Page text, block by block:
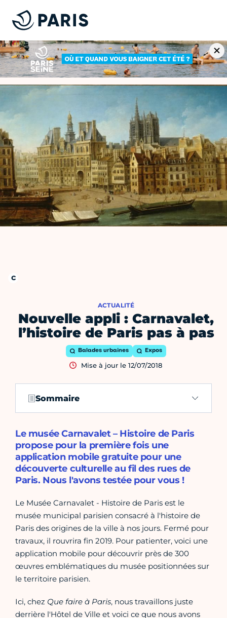
Nouvelle appli : Carnavalet,
l’histoire de Paris pas à pas
ACTUALITÉ
Balades urbaines Expos
Mise à jour le 12/07/2018
Sommaire
Le musée Carnavalet – Histoire de Paris
propose pour la première fois une
application mobile gratuite pour une
découverte culturelle au fil des rues de
Paris. Nous l'avons testée pour vous !
Le Musée Carnavalet - Histoire de Paris est le
musée municipal parisien consacré à l'histoire de
Paris des origines de la ville à nos jours. Fermé pour
travaux, il rouvrira fin 2019. Pour patienter, voici une
application mobile pour découvrir près de 300
œuvres emblématiques du musée positionnées sur
le territoire parisien.
Ici, chez Que faire à Paris, nous travaillons juste
derrière l'Hôtel de Ville et voici ce que nous avons